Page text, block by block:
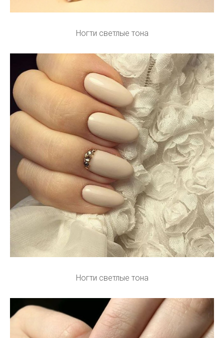
Ногти светлые тона
Ногти светлые тона